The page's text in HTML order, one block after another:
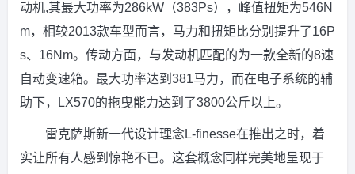
动机,其最大功率为286kW（383Ps），峰值扭矩为546N
m，相较2013款车型而言，马力和扭矩比分别提升了16P
s、16Nm。传动方面，与发动机匹配的为一款全新的8速
自动变速箱。最大功率达到381马力，而在电子系统的辅
助下，LX570的拖曳能力达到了3800公斤以上。
雷克萨斯新一代设计理念L-finesse在推出之时，着
实让所有人感到惊艳不已。这套概念同样完美地呈现于